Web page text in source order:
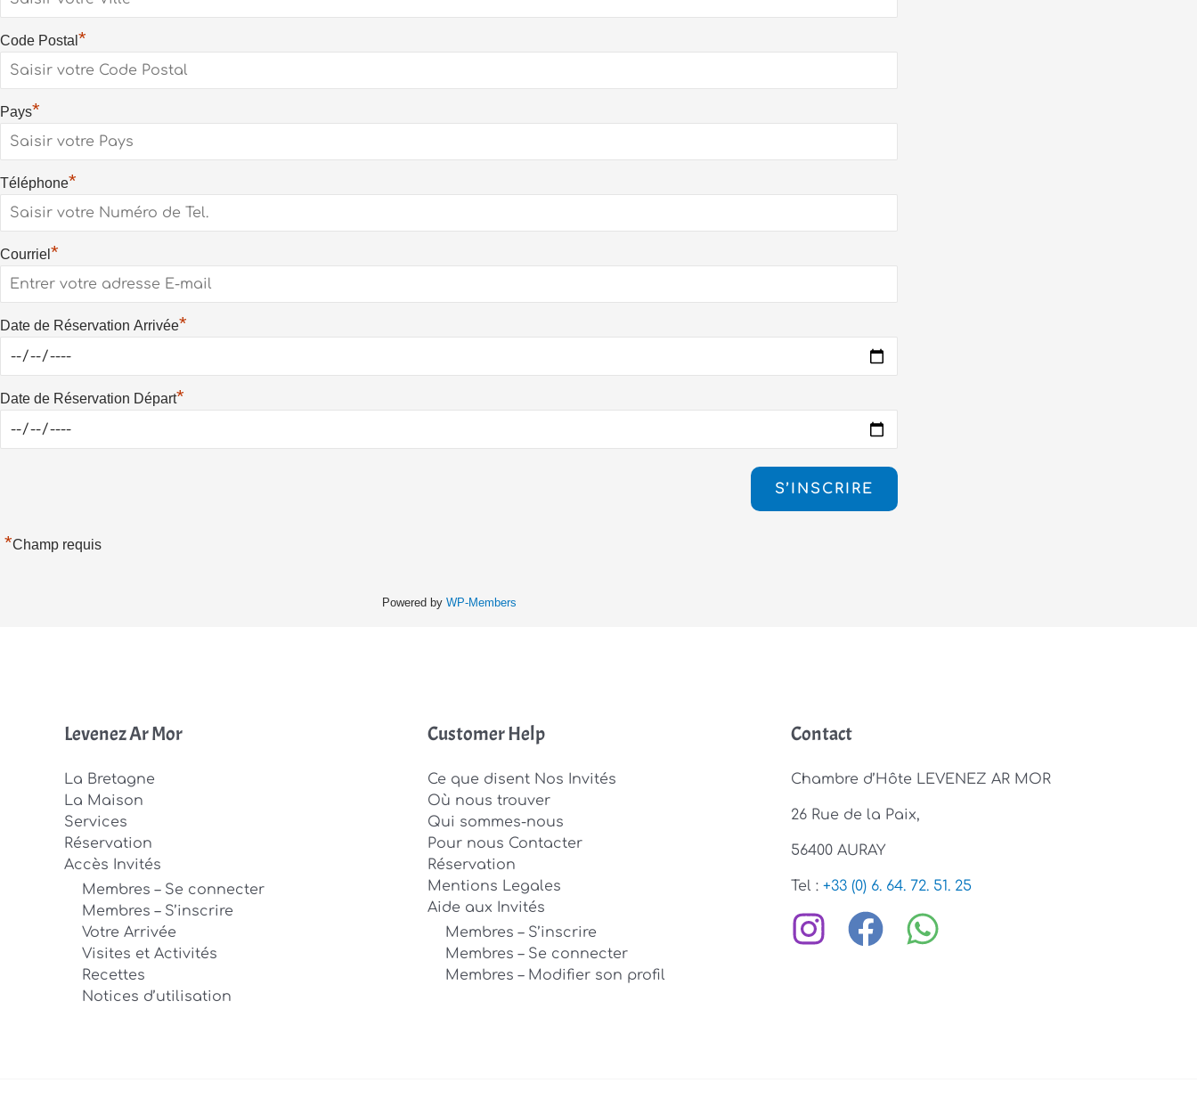
Code Postal *
Pays*
Téléphone*
Courriel *
Date de Réservation Arrivée*
Date de Réservation Départ*
*Champ requis
Powered by WP-Members
Levenez Ar Mor
La Bretagne
La Maison
Services
Réservation
Accès Invités
Membres – Se connecter
Membres – S’inscrire
Votre Arrivée
Visites et Activités
Recettes
Notices d’utilisation
Customer Help
Ce que disent Nos Invités
Où nous trouver
Qui sommes-nous
Pour nous Contacter
Réservation
Mentions Legales
Aide aux Invités
Membres – S’inscrire
Membres – Se connecter
Membres – Modifier son profil
Contact
Chambre d’Hôte LEVENEZ AR MOR
26 Rue de la Paix,
56400 AURAY
Tel : +33 (0) 6. 64. 72. 51. 25